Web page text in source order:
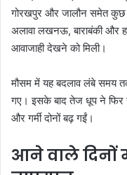
गोरखपुर और जालौन समेत कुछ
अलावा लखनऊ, बाराबंकी और
आवाजाही देखने को मिली।
मौसम में यह बदलाव लंबे समय
गए। इसके बाद तेज धूप ने
और गर्मी दोनों बढ़ गईं।
आने वाले